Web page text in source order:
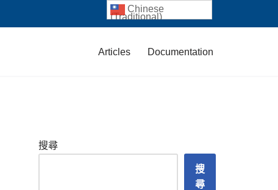
Articles Documentation
搜尋
搜
尋
Chinese
(Traditional)